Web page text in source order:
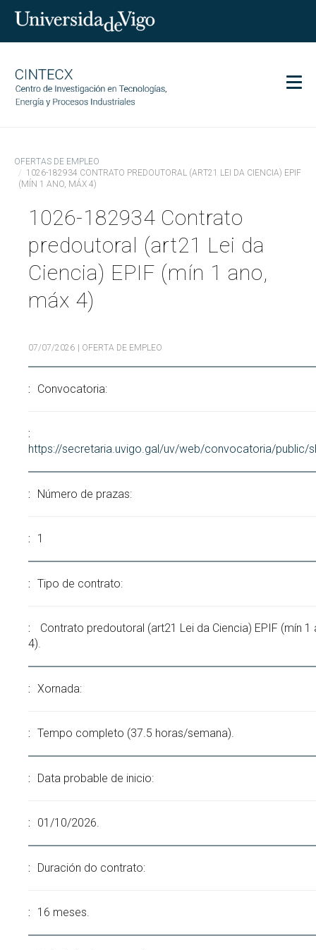
Investigación
Transferencia
Servicios
Ciencia y sociedad
Comunicación
GL EN Search
BuscarBUSCAR
TwitterInstagram
OFERTAS DE EMPLEO
1026-182934 CONTRATO PREDOUTORAL (ART21 LEI DA CIENCIA) EPIF
(MÍN 1 ANO, MÁX 4)
1026-182934 Contrato
predoutoral (art21 Lei da
Ciencia) EPIF (mín 1 ano,
máx 4)
07/07/2026 | OFERTA DE EMPLEO
Convocatoria:
https://secretaria.uvigo.gal/uv/web/convocatoria/public/
Número de prazas:
1
Tipo de contrato:
Contrato predoutoral (art21 Lei da Ciencia) EPIF (mín 1
4).
Xornada:
Tempo completo (37.5 horas/semana).
Data probable de inicio:
01/10/2026.
Duración do contrato:
16 meses.